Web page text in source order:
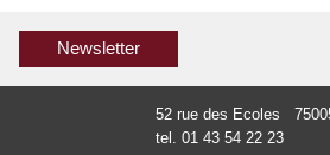
Newsletter
52 rue des Ecoles
tel. 01 43 54 22 23